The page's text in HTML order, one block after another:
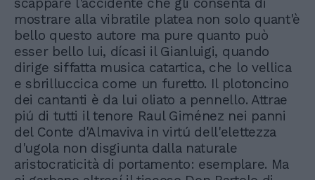
scappare l'accidente che gli consenta di
mostrare alla vibratile platea non solo quant'è
bello questo autore ma pure quanto può
esser bello lui, dícasi il Gianluigi, quando
dirige siffatta musica catartica, che lo vellica
e sbrilluccica come un furetto. Il plotoncino
dei cantanti è da lui oliato a pennello. Attrae
piú di tutti il tenore Raul Giménez nei panni
del Conte d'Almaviva in virtú dell'elettezza
d'ugola non disgiunta dalla naturale
aristocraticità di portamento: esemplare. Ma